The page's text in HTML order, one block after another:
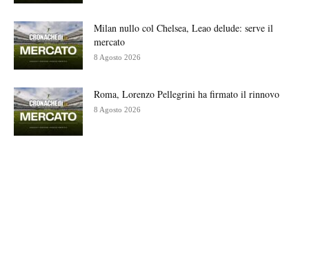
Milan nullo col Chelsea, Leao delude: serve il
mercato
8 Agosto 2026
Roma, Lorenzo Pellegrini ha firmato il rinnovo
8 Agosto 2026